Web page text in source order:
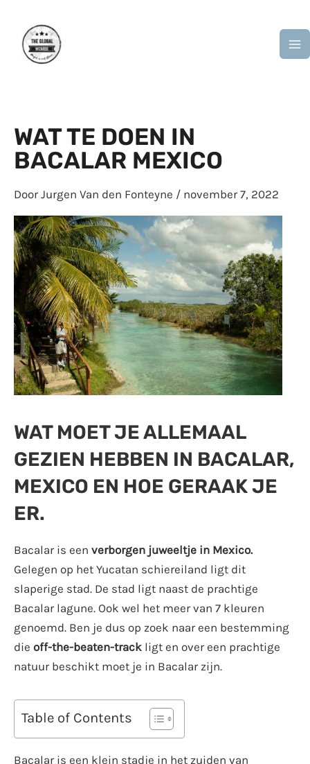
inhoud
WAT TE DOEN IN
BACALAR MEXICO
Door Jurgen Van den Fonteyne / november 7, 2022
WAT MOET JE ALLEMAAL
GEZIEN HEBBEN IN BACALAR,
MEXICO EN HOE GERAAK JE
ER.
Bacalar is een verborgen juweeltje in Mexico.
Gelegen op het Yucatan schiereiland ligt dit
slaperige stad. De stad ligt naast de prachtige
Bacalar lagune. Ook wel het meer van 7 kleuren
genoemd. Ben je dus op zoek naar een bestemming
die off-the-beaten-track ligt en over een prachtige
natuur beschikt moet je in Bacalar zijn.
Table of Contents
Bacalar is een klein stadje in het zuiden van